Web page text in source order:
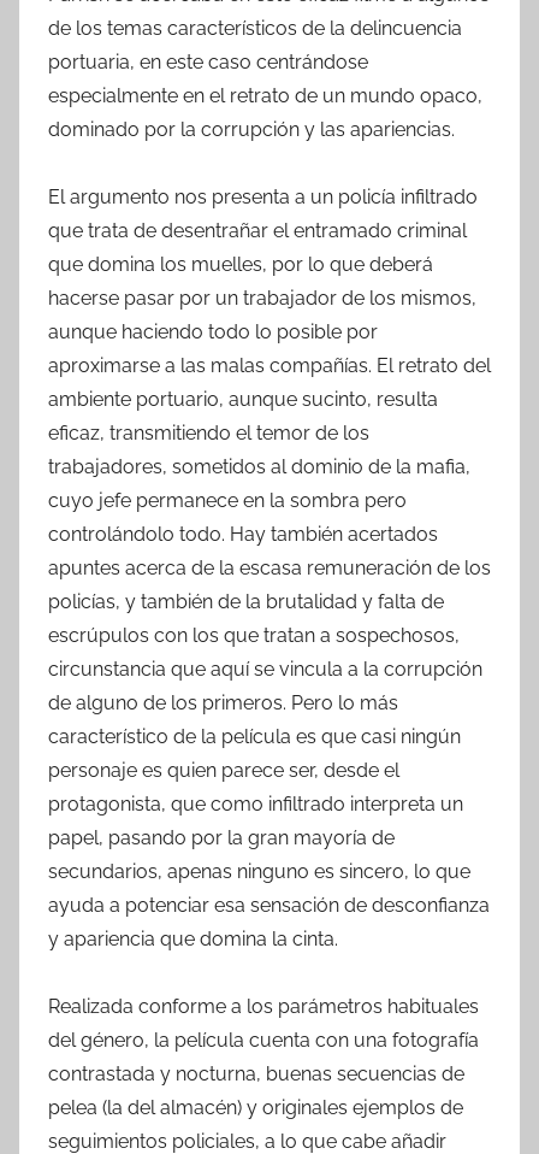
de los temas característicos de la delincuencia
portuaria, en este caso centrándose
especialmente en el retrato de un mundo opaco,
dominado por la corrupción y las apariencias.
El argumento nos presenta a un policía infiltrado
que trata de desentrañar el entramado criminal
que domina los muelles, por lo que deberá
hacerse pasar por un trabajador de los mismos,
aunque haciendo todo lo posible por
aproximarse a las malas compañías. El retrato del
ambiente portuario, aunque sucinto, resulta
eficaz, transmitiendo el temor de los
trabajadores, sometidos al dominio de la mafia,
cuyo jefe permanece en la sombra pero
controlándolo todo. Hay también acertados
apuntes acerca de la escasa remuneración de los
policías, y también de la brutalidad y falta de
escrúpulos con los que tratan a sospechosos,
circunstancia que aquí se vincula a la corrupción
de alguno de los primeros. Pero lo más
característico de la película es que casi ningún
personaje es quien parece ser, desde el
protagonista, que como infiltrado interpreta un
papel, pasando por la gran mayoría de
secundarios, apenas ninguno es sincero, lo que
ayuda a potenciar esa sensación de desconfianza
y apariencia que domina la cinta.
Realizada conforme a los parámetros habituales
del género, la película cuenta con una fotografía
contrastada y nocturna, buenas secuencias de
pelea (la del almacén) y originales ejemplos de
seguimientos policiales, a lo que cabe añadir